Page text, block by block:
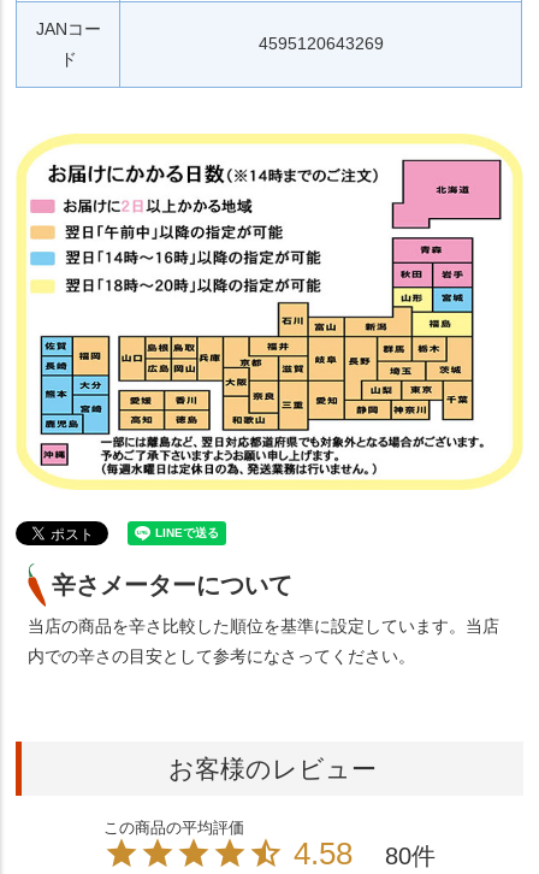
JANコー
ド
4595120643269
辛さメーターについて
当店の商品を辛さ比較した順位を基準に設定しています。当店
内での辛さの目安として参考になさってください。
お客様のレビュー
4.58 80